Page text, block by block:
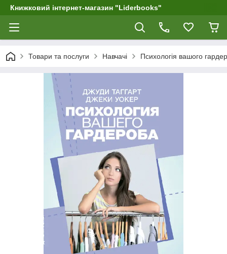
Книжковий інтернет-магазин "Liderbooks"
Товари та послуги Навчачі Психологія вашого